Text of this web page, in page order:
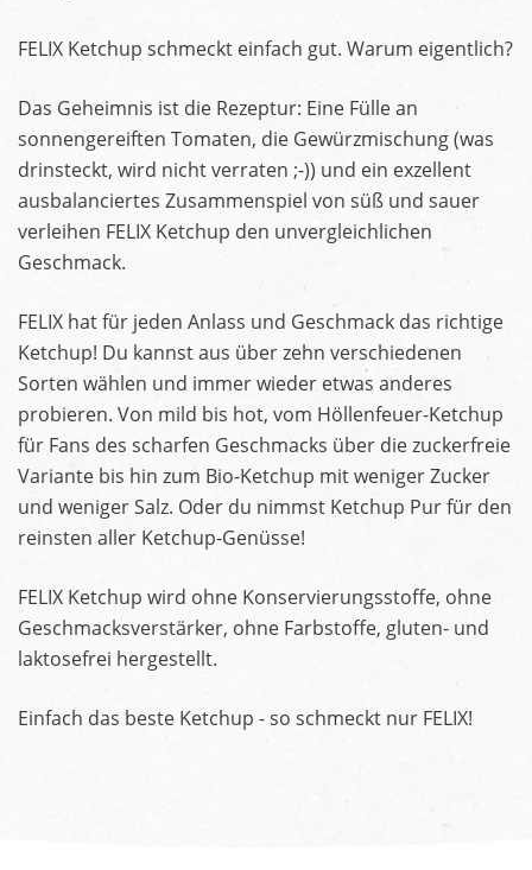
FELIX Ketchup schmeckt einfach gut. Warum eigentlich?
Das Geheimnis ist die Rezeptur: Eine Fülle an
sonnengereiften Tomaten, die Gewürzmischung (was
drinsteckt, wird nicht verraten ;-)) und ein exzellent
ausbalanciertes Zusammenspiel von süß und sauer
verleihen FELIX Ketchup den unvergleichlichen
Geschmack.
FELIX hat für jeden Anlass und Geschmack das richtige
Ketchup! Du kannst aus über zehn verschiedenen
Sorten wählen und immer wieder etwas anderes
probieren. Von mild bis hot, vom Höllenfeuer-Ketchup
für Fans des scharfen Geschmacks über die zuckerfreie
Variante bis hin zum Bio-Ketchup mit weniger Zucker
und weniger Salz. Oder du nimmst Ketchup Pur für den
reinsten aller Ketchup-Genüsse!
FELIX Ketchup wird ohne Konservierungsstoffe, ohne
Geschmacksverstärker, ohne Farbstoffe, gluten- und
laktosefrei hergestellt.
Einfach das beste Ketchup - so schmeckt nur FELIX!